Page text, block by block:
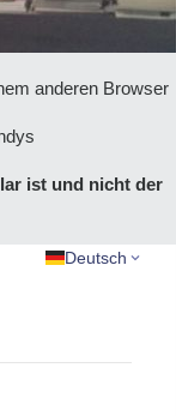
anderen Browser
ist und nicht der